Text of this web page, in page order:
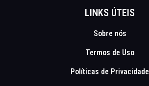
LINKS ÚTEIS
Sobre nós
Termos de Uso
Políticas de Privacidade